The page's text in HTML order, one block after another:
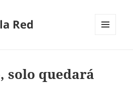
Red
solo quedará